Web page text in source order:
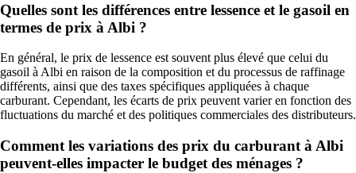
Quelles sont les différences entre lessence et le gasoil en
termes de prix à Albi ?
En général, le prix de lessence est souvent plus élevé que celui du
gasoil à Albi en raison de la composition et du processus de raffinage
différents, ainsi que des taxes spécifiques appliquées à chaque
carburant. Cependant, les écarts de prix peuvent varier en fonction des
fluctuations du marché et des politiques commerciales des distributeurs.
Comment les variations des prix du carburant à Albi
peuvent-elles impacter le budget des ménages ?